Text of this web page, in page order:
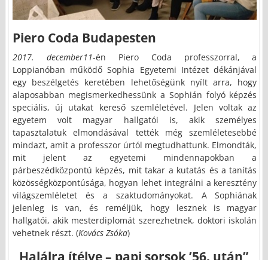
Piero Coda Budapesten
2017. december11-én Piero Coda professzorral, a
Loppianóban működő Sophia Egyetemi Intézet dékánjával
egy beszélgetés keretében lehetőségünk nyílt arra, hogy
alaposabban megismerkedhessünk a Sophián folyó képzés
speciális, új utakat kereső szemléletével. Jelen voltak az
egyetem volt magyar hallgatói is, akik személyes
tapasztalatuk elmondásával tették még szemléletesebbé
mindazt, amit a professzor úrtól megtudhattunk. Elmondták,
mit jelent az egyetemi mindennapokban a
párbeszédközpontú képzés, mit takar a kutatás és a tanítás
közösségközpontúsága, hogyan lehet integrálni a keresztény
világszemléletet és a szaktudományokat. A Sophiának
jelenleg is van, és reméljük, hogy lesznek is magyar
hallgatói, akik mesterdiplomát szerezhetnek, doktori iskolán
vehetnek részt. (Kovács Zsóka)
„Halálra ítélve – papi sorsok ’56. után”